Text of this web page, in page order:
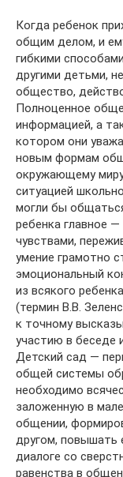
Когда ребенок
общим делом, и
гибкими
другими детьми,
общество,
Полноценное
информацией, а
котором они
новым формам
окружающему
ситуацией
могли бы
ребенка главное
чувствами,
умение грамотно
эмоциональный
из всякого
(термин В.В.
к точному
участию в беседе
Детский сад —
общей системы
необходимо
заложенную в
общении,
другом, повышать
диалоге со
равенства в